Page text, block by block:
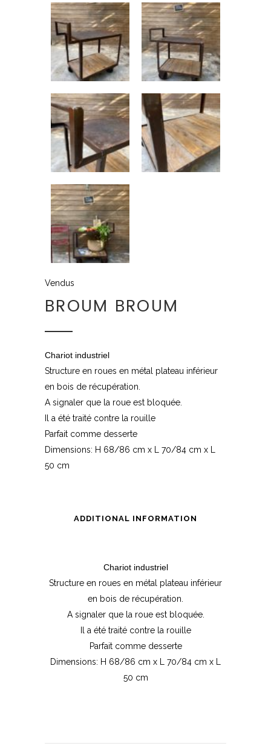
Vendus
BROUM BROUM
Chariot industriel
Structure en roues en métal plateau inférieur
en bois de récupération.
A signaler que la roue est bloquée.
Il a été traité contre la rouille
Parfait comme desserte
Dimensions: H 68/86 cm x L 70/84 cm x L
50 cm
ADDITIONAL INFORMATION
Chariot industriel
Structure en roues en métal plateau inférieur
en bois de récupération.
A signaler que la roue est bloquée.
Il a été traité contre la rouille
Parfait comme desserte
Dimensions: H 68/86 cm x L 70/84 cm x L
50 cm